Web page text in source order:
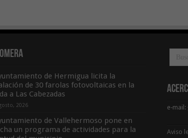
de Hermigua licita la
de 30 farolas fotovoltaicas en la
a Las Cabezadas
2026
de Vallehermoso pone en
un programa de actividades para la
e-
Aviso